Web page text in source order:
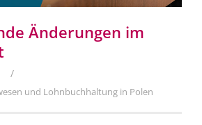
Änderungen im
/
und Lohnbuchhaltung in Polen